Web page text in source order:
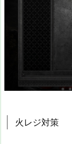
火レジ対策